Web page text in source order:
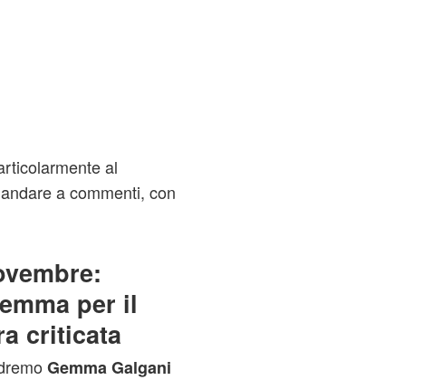
al
a commenti, con
per il
criticata
Gemma Galgani